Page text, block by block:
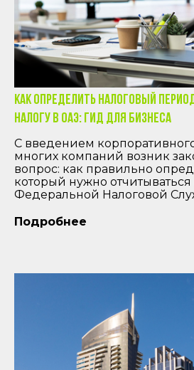
Как определить налоговый
налогу в ОАЭ: Гид для бизнеса
С введением
многих компаний возник
вопрос: как правильно
который нужно
Федеральной Налоговой
Подробнее